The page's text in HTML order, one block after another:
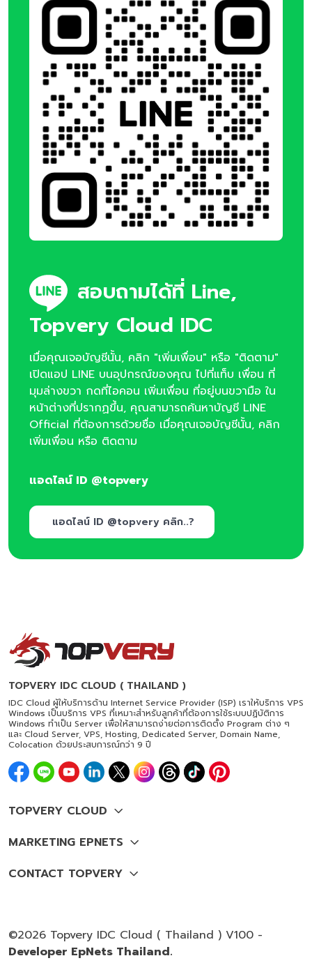
สอบถามได้ที่ Line,
Topvery Cloud IDC
เมื่อคุณเจอบัญชีนั้น, คลิก "เพิ่มเพื่อน" หรือ "ติดตาม"
เปิดแอป LINE บนอุปกรณ์ของคุณ ไปที่แท็บ เพื่อน ที่
มุมล่างขวา กดที่ไอคอน เพิ่มเพื่อน ที่อยู่บนขวามือ ใน
หน้าต่างที่ปรากฏขึ้น, คุณสามารถค้นหาบัญชี LINE
Official ที่ต้องการด้วยชื่อ เมื่อคุณเจอบัญชีนั้น, คลิก
เพิ่มเพื่อน หรือ ติดตาม
แอดไลน์ ID @topvery
แอดไลน์ ID @topvery คลิก..?
TOPVERY IDC CLOUD ( THAILAND )
IDC Cloud ผู้ให้บริการด้าน Internet Service Provider (ISP) เราให้บริการ VPS
Windows เป็นบริการ VPS ที่เหมาะสำหรับลูกค้าที่ต้องการใช้ระบบปฏิบัติการ
Windows ทำเป็น Server เพื่อให้สามารถง่ายต่อการติดตั้ง Program ต่าง ๆ
และ Cloud Server, VPS, Hosting, Dedicated Server, Domain Name,
Colocation ด้วยประสบการณ์กว่า 9 ปี
©2026 Topvery IDC Cloud ( Thailand ) V100 -
Developer EpNets Thailand.